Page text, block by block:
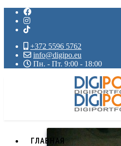
+372 5596 5762
info@digipo.eu
Пн. - Пт. 9:00 - 18:00
ГЛАВНАЯ